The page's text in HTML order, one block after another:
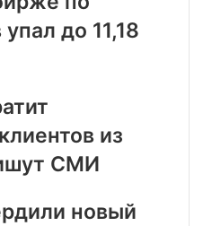
до 11,18
из
СМИ
новый